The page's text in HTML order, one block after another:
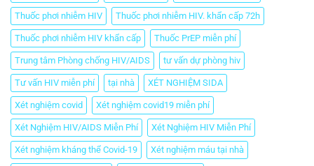
Thuốc phơi nhiễm HIV Thuốc phơi nhiễm HIV. khẩn cấp 72h
Thuốc phơi nhiễm HIV khẩn cấp Thuốc PrEP miễn phí
Trung tâm Phòng chống HIV/AIDS tư vấn dự phòng hiv
Tư vấn HIV miễn phí tại nhà XÉT NGHIỆM SIDA
Xét nghiệm covid Xét nghiệm covid19 miễn phí
Xét Nghiệm HIV/AIDS Miễn Phí Xét Nghiệm HIV Miễn Phí
Xét nghiệm kháng thể Covid-19 Xét nghiệm máu tại nhà